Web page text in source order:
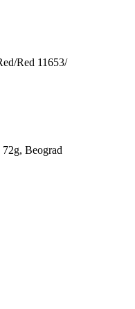
Red 11653/
Beograd